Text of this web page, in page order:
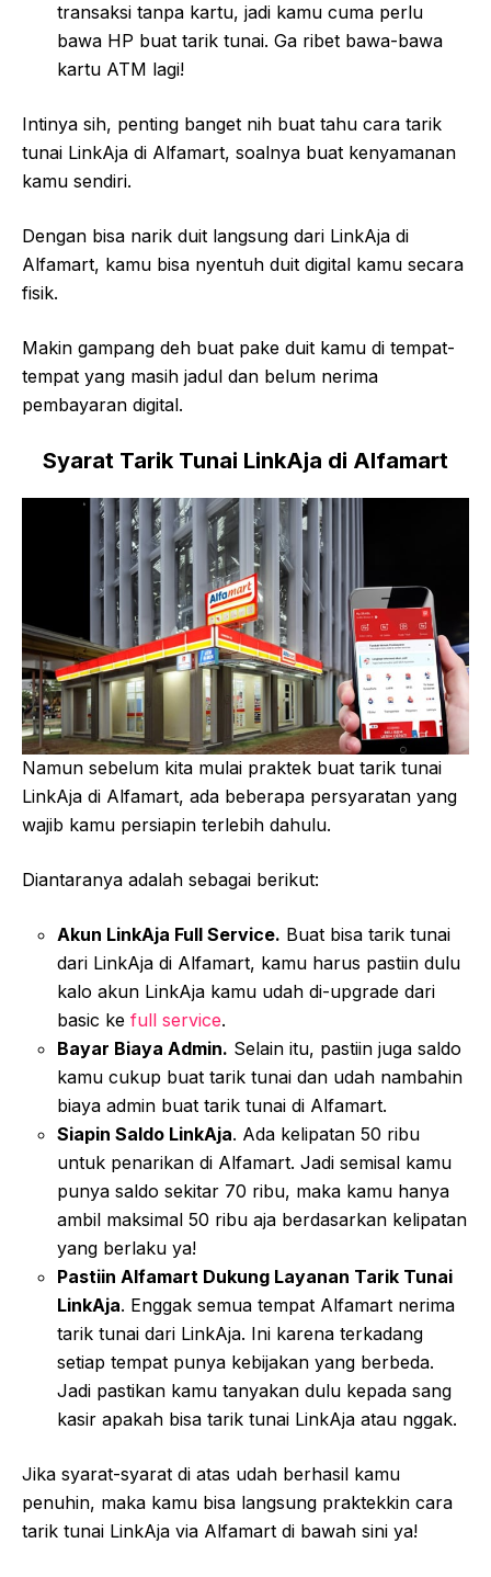
transaksi tanpa kartu, jadi kamu cuma perlu
bawa HP buat tarik tunai. Ga ribet bawa-bawa
kartu ATM lagi!
Intinya sih, penting banget nih buat tahu cara tarik
tunai LinkAja di Alfamart, soalnya buat kenyamanan
kamu sendiri.
Dengan bisa narik duit langsung dari LinkAja di
Alfamart, kamu bisa nyentuh duit digital kamu secara
fisik.
Makin gampang deh buat pake duit kamu di tempat-
tempat yang masih jadul dan belum nerima
pembayaran digital.
Syarat Tarik Tunai LinkAja di Alfamart
Namun sebelum kita mulai praktek buat tarik tunai
LinkAja di Alfamart, ada beberapa persyaratan yang
wajib kamu persiapin terlebih dahulu.
Diantaranya adalah sebagai berikut:
Akun LinkAja Full Service. Buat bisa tarik tunai
dari LinkAja di Alfamart, kamu harus pastiin dulu
kalo akun LinkAja kamu udah di-upgrade dari
basic ke full service.
Bayar Biaya Admin. Selain itu, pastiin juga saldo
kamu cukup buat tarik tunai dan udah nambahin
biaya admin buat tarik tunai di Alfamart.
Siapin Saldo LinkAja. Ada kelipatan 50 ribu
untuk penarikan di Alfamart. Jadi semisal kamu
punya saldo sekitar 70 ribu, maka kamu hanya
ambil maksimal 50 ribu aja berdasarkan kelipatan
yang berlaku ya!
Pastiin Alfamart Dukung Layanan Tarik Tunai
LinkAja. Enggak semua tempat Alfamart nerima
tarik tunai dari LinkAja. Ini karena terkadang
setiap tempat punya kebijakan yang berbeda.
Jadi pastikan kamu tanyakan dulu kepada sang
kasir apakah bisa tarik tunai LinkAja atau nggak.
Jika syarat-syarat di atas udah berhasil kamu
penuhin, maka kamu bisa langsung praktekkin cara
tarik tunai LinkAja via Alfamart di bawah sini ya!